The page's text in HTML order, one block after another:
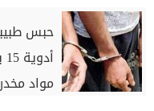
مواد